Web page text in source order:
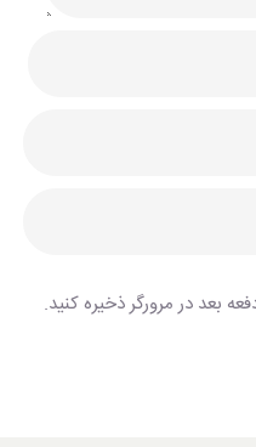
بعد در مرورگر ذخیره کنید.